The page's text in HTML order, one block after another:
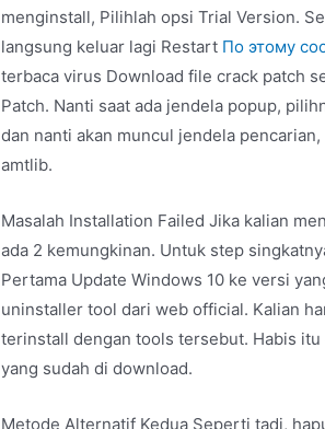
menginstall, Pilihlah opsi Trial Version.
langsung keluar lagi Restart По этому
terbaca virus Download file crack patch
Patch. Nanti saat ada jendela popup,
dan nanti akan muncul jendela
amtlib.
Masalah Installation Failed Jika kalian
ada 2 kemungkinan. Untuk step
Pertama Update Windows 10 ke versi
uninstaller tool dari web official. Kalian
terinstall dengan tools tersebut. Habis
yang sudah di download.
Metode Alternatif Kedua Seperti tadi,